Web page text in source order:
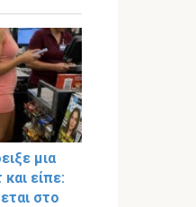
μια
είπε:
στο